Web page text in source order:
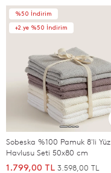
%50 İndirim
+2.ye %50 İndirim
Sobeska %100 Pamuk 8'li Yüz
Havlusu Seti 50x80 cm
1.799,00 TL 3.598,00 TL